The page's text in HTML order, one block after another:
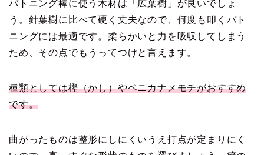
バトニング棒に使う木材は「広葉樹」が良いでしょ
う。針葉樹に比べて硬く丈夫なので、何度も叩くバト
ニングには最適です。柔らかいと力を吸収してしまう
ため、その点でもうってつけと言えます。
種類としては樫（かし）やベニカナメモチがおすすめ
です。
曲がったものは整形にしにくいうえ打点が定まりにく